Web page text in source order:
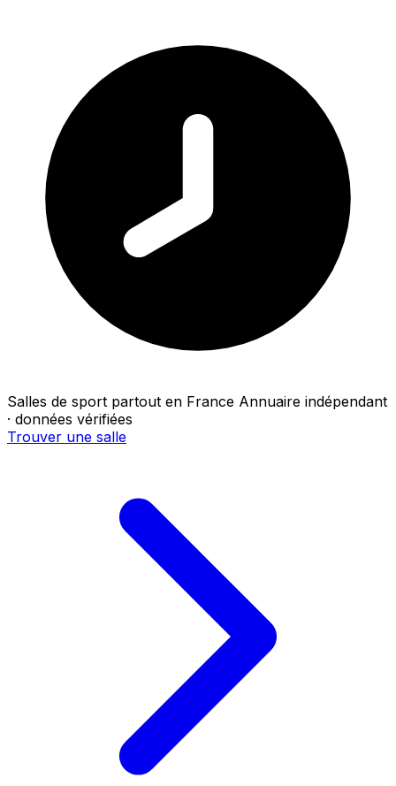
Salles de sport partout en France Annuaire indépendant
· données vérifiées
Trouver une salle